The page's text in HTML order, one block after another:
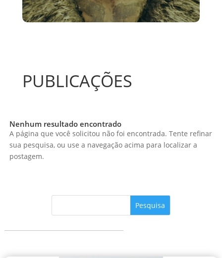
PUBLICAÇÕES
Nenhum resultado encontrado
A página que você solicitou não foi encontrada. Tente refinar
sua pesquisa, ou use a navegação acima para localizar a
postagem.